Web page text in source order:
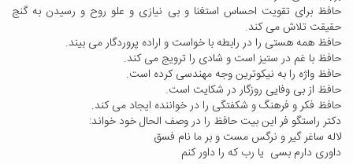
حافظ برای تقویت احساس استغنا و بی نیازی و علو روح و رسیدن به گنج
حقیقت تلاش می کند.
حافظ همه هستی را در رابطه با خواست و اراده پروردگار می بیند.
حافظ با غم در ستیز است و شادی را ترویج می کند.
حافظ واژه را به نیکوترین وجه مهندسی کرده است.
حافظ از بی وفایی روزگار در شکایت است.
حافظ فکر و فرهنگ و شکفتگی را در خواننده ایجاد می کند.
دکتر راستگو فر این بیت حافظ را در وصف الحال خود خواند:
لاله ساغر گیر و نرگس مست و بر ما نام فسق
داوری دارم بسی یا رب که را داور کنم